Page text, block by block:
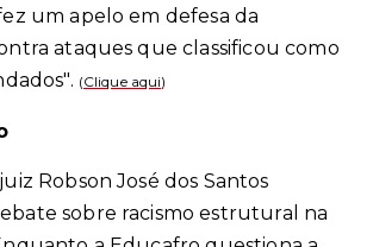
um apelo em defesa da
ataques que classificou como
(Clique aqui)
Robson José dos Santos
sobre racismo estrutural na